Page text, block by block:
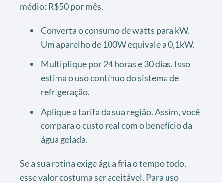
médio: R$50 por mês.
Converta o consumo de watts para kW.
Um aparelho de 100W equivale a 0,1kW.
Multiplique por 24 horas e 30 dias. Isso
estima o uso contínuo do sistema de
refrigeração.
Aplique a tarifa da sua região. Assim, você
compara o custo real com o benefício da
água gelada.
Se a sua rotina exige água fria o tempo todo,
esse valor costuma ser aceitável. Para uso